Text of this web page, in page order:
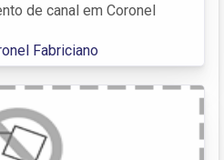
de canal em Coronel
Fabriciano